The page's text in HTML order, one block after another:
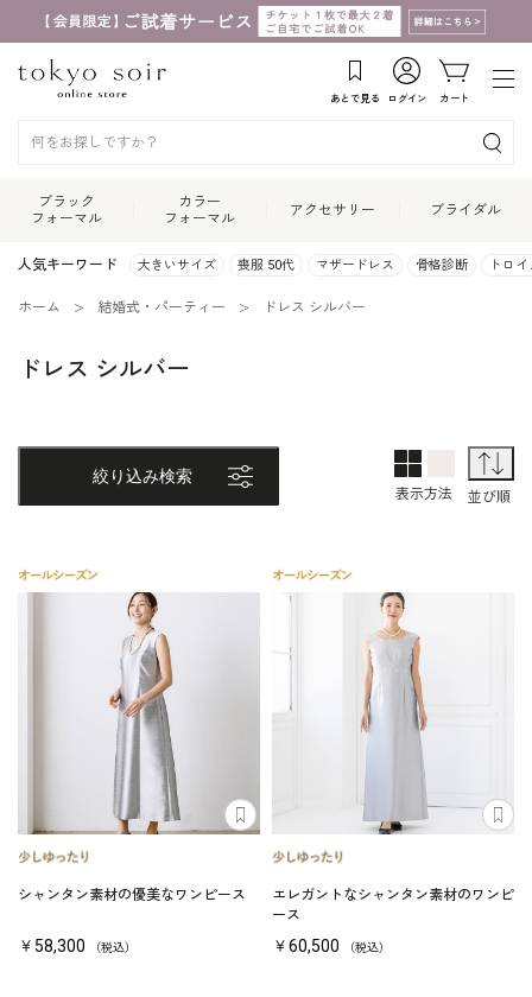
あとで見る ログイン カート
ブラック
フォーマル
カラー
フォーマル
アクセサリー ブライダル
人気キーワード 大きいサイズ 喪服 50代 マザードレス 骨格診断 トロ
ホーム 結婚式・パーティー ドレス シルバー
ドレス シルバー
絞り込み検索
表示方法
1列表示
並び順
シャンタン素材の優美なワンピース
￥58,300 （税込）
エレガントなシャンタン素材のワンピ
ース
￥60,500 （税込）